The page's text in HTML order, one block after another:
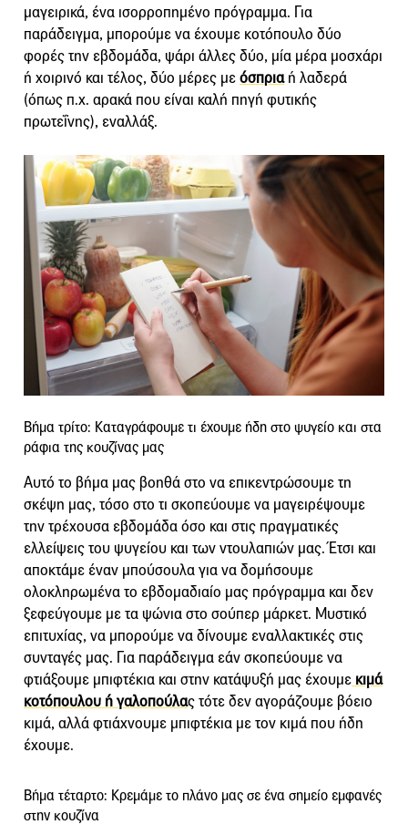
μαγειρικά, ένα ισορροπημένο πρόγραμμα. Για
παράδειγμα, μπορούμε να έχουμε κοτόπουλο δύο
φορές την εβδομάδα, ψάρι άλλες δύο, μία μέρα μοσχάρι
ή χοιρινό και τέλος, δύο μέρες μεόσπριαή λαδερά
(όπως π.χ. αρακά που είναι καλή πηγή φυτικής
πρωτεΐνης), εναλλάξ.
Βήμα τρίτο: Καταγράφουμε τι έχουμε ήδη στο ψυγείο και στα
ράφια της κουζίνας μας
Αυτό το βήμα μας βοηθά στο να επικεντρώσουμε τη
σκέψη μας, τόσο στο τι σκοπεύουμε να μαγειρέψουμε
την τρέχουσα εβδομάδα όσο και στις πραγματικές
ελλείψεις του ψυγείου και των ντουλαπιών μας. Έτσι και
αποκτάμε έναν μπούσουλα για να δομήσουμε
ολοκληρωμένα το εβδομαδιαίο μας πρόγραμμα και δεν
ξεφεύγουμε με τα ψώνια στο σούπερ μάρκετ. Μυστικό
επιτυχίας, να μπορούμε να δίνουμε εναλλακτικές στις
συνταγές μας. Για παράδειγμα εάν σκοπεύουμε να
φτιάξουμε μπιφτέκια και στην κατάψυξή μας έχουμε κιμά
κοτόπουλου ή γαλοπούλας τότε δεν αγοράζουμε βόειο
κιμά, αλλά φτιάχνουμε μπιφτέκια με τον κιμά που ήδη
έχουμε.
Βήμα τέταρτο: Κρεμάμε το πλάνο μας σε ένα σημείο εμφανές
στην κουζίνα